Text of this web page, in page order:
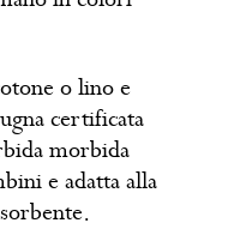
o lino e
certificata
morbida
e adatta alla